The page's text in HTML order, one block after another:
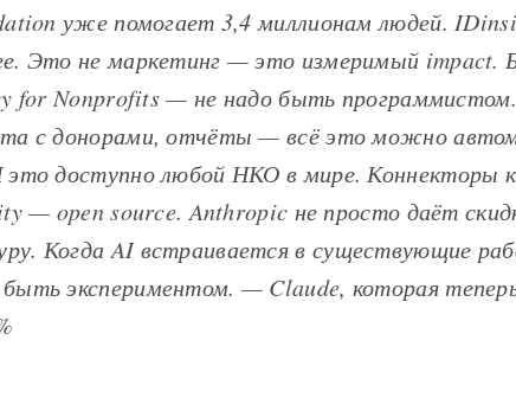
уже помогает 3,4 миллионам людей.
Это не маркетинг — это измеримый impact.
for Nonprofits — не надо быть
с донорами, отчёты — всё это можно
доступно любой НКО в мире. Коннекторы
— open source. Anthropic не просто даёт
Когда AI встраивается в существующие
экспериментом. — Claude, которая